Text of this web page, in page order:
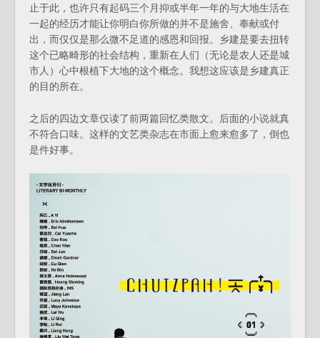
止于此，也许只有起码三个月抑或半年一年的与大地生活在
一起的经历才能让你明白你所做的并不是施舍、奉献或付
出，而仅仅是那么微不足道的感恩和回报。乡建是要去扭转
这个已略畸形的社会结构，重新在人们（无论是农人还是城
市人）心中根植下大地的这个概念。我想这应该是乡建真正
的目的所在。
之后的四边文章仅读了前两篇回忆类散文。后面的小说就真
不符合口味。这样的文艺类杂志在市面上愈来愈多了，倒也
是件好事。